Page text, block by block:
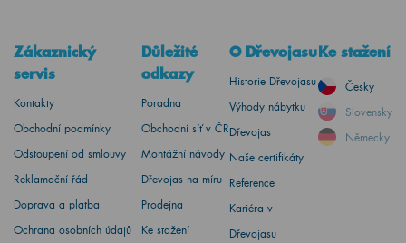
Zákaznický
servis
Kontakty
Obchodní podmínky
Odstoupení od smlouvy
Reklamační řád
Doprava a platba
Ochrana osobních údajů
Důležité
odkazy
Poradna
Obchodní síť v ČR
Montážní návody
Dřevojas na míru
Prodejna
Ke stažení
O Dřevojasu
Historie Dřevojasu
Výhody nábytku
Dřevojas
Naše certifikáty
Reference
Kariéra v
Dřevojasu
Ke stažení
Česky
Slovensky
Německy